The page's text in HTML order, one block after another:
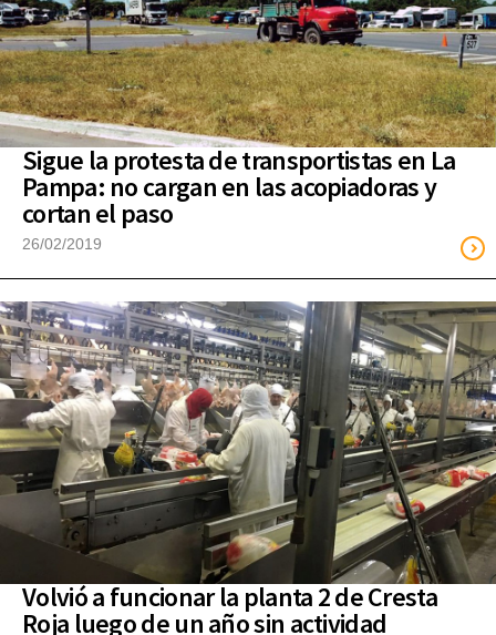
Sigue la protesta de transportistas en La
Pampa: no cargan en las acopiadoras y
cortan el paso
26/02/2019
Volvió a funcionar la planta 2 de Cresta
Roja luego de un año sin actividad